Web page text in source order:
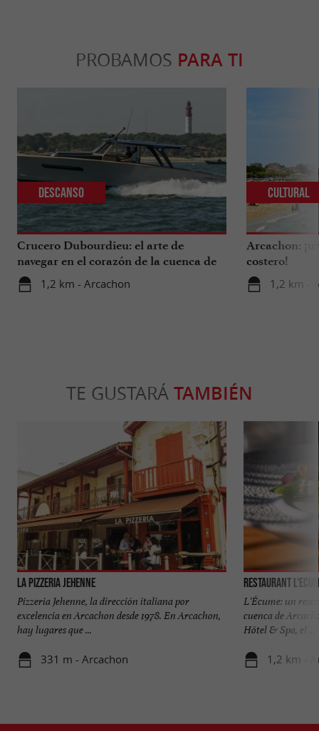
PROBAMOS PARA TI
Crucero Dubourdieu: el arte de
navegar en el corazón de la cuenca de
Arcachon.
1,2 km - Arcachon
Descanso
Arcachon:
costero!
1,2 km -
Cultural
TE GUSTARÁ TAMBIÉN
La Pizzeria Jehenne
Pizzeria Jehenne, la dirección italiana por
excelencia en Arcachon desde 1978. En Arcachon,
hay lugares que ...
331 m - Arcachon
Restaurant
L'Écume: un
cuenca de
Hôtel & Spa, el ...
1,2 km -